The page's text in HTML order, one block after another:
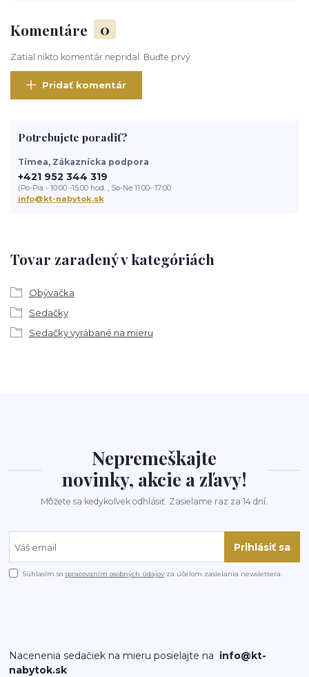
Komentáre 0
Zatial nikto komentár nepridal. Buďte prvý.
Pridať komentár
Tovar zaradený v kategóriách
Obývačka
Sedačky
Sedačky vyrábané na mieru
Potrebujete poradiť?
Tímea, Zákaznícka podpora
+421 952 344 319
(Po-Pia - 10:00 -15:00 hod. , So-Ne 11:00- 17:00
info@kt-nabytok.sk
Nepremeškajte
novinky, akcie a zľavy!
Môžete sa kedykoľvek odhlásiť. Zasielame raz za 14 dní.
Prihlásiť sa
Súhlasím sospracovaním osobných údajov za účelom zasielania newslettera.
Nacenenia sedačiek na mieru posielajte na info@kt-
nabytok.sk